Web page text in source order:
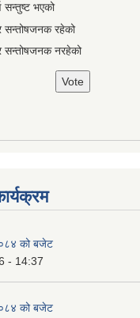
सन्तुष्ट भएको
सन्तोषजनक रहेको
सन्तोषजनक नरहेको
को बजेट
- 14:37
को बजेट